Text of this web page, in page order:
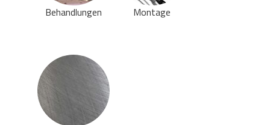
Behandlungen Montage